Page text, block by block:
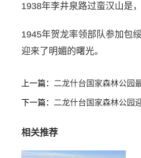
1938年李井泉路过蛮汉山是
1945年贺龙率领部队参加包
迎来了明媚的曙光。
上一篇： 二龙什台国家森林公园
下一篇： 二龙什台国家森林公园
相关推荐